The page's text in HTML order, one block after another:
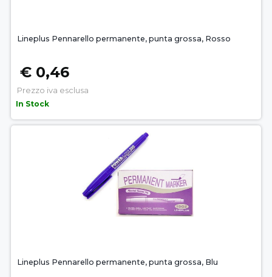
Lineplus Pennarello permanente, punta grossa, Rosso
€ 0,46
Prezzo iva esclusa
In Stock
Lineplus Pennarello permanente, punta grossa, Blu